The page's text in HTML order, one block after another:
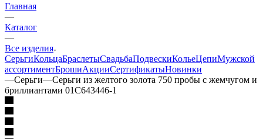
Главная
—
Каталог
—
Все изделия
СерьгиКольцаБраслетыСвадьбаПодвескиКольеЦепиМужской
ассортиментБрошиАкцииСертификатыНовинки
—Серьги—Серьги из желтого золота 750 пробы с жемчугом и
бриллиантами 01С643446-1